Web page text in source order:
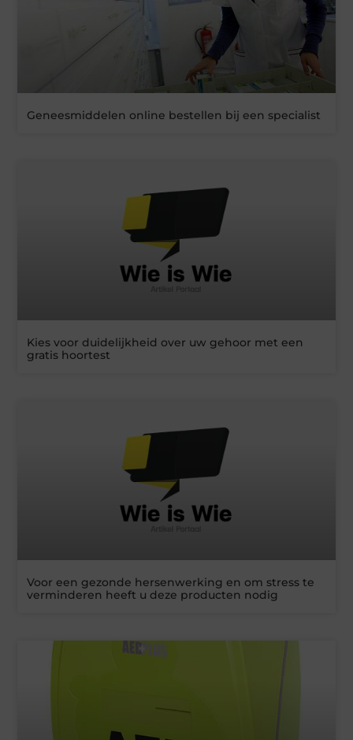
Geneesmiddelen online bestellen bij een specialist
Kies voor duidelijkheid over uw gehoor met een
gratis hoortest
Voor een gezonde hersenwerking en om stress te
verminderen heeft u deze producten nodig